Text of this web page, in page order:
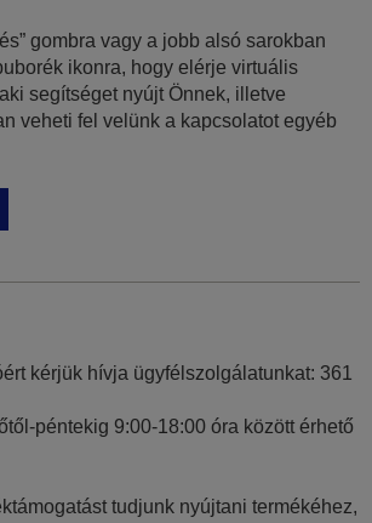
gombra vagy a jobb alsó sarokban
ikonra, hogy elérje virtuális
segítséget nyújt Önnek, illetve
veheti fel velünk a kapcsolatot egyéb
kérjük hívja ügyfélszolgálatunkat: 361
péntekig 9:00-18:00 óra között érhető
tudjunk nyújtani termékéhez,